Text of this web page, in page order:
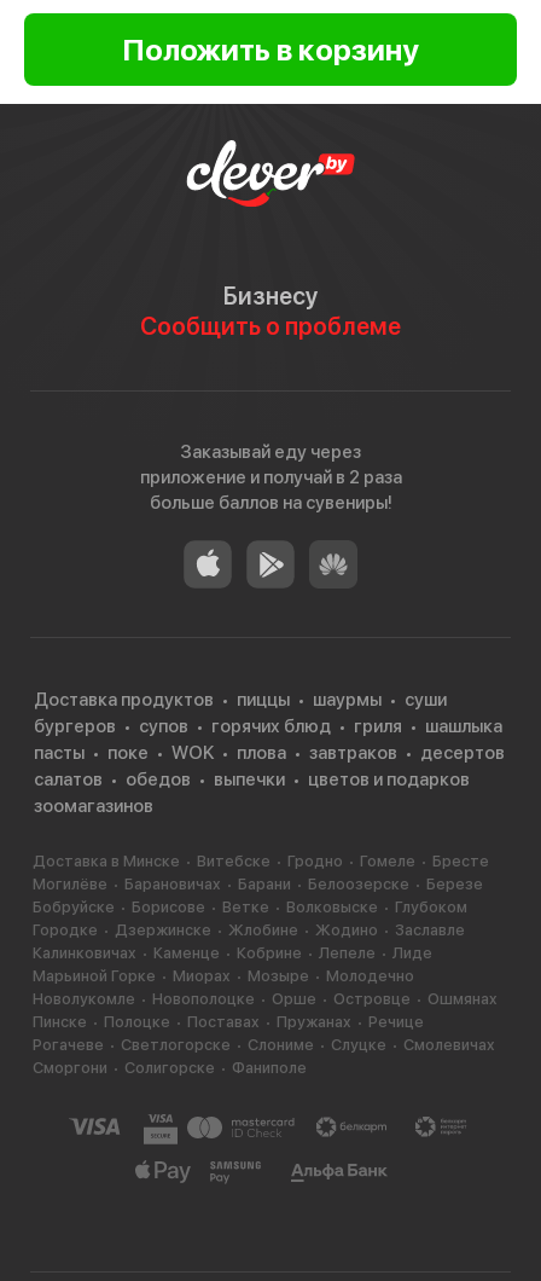
Бизнесу
Сообщить о проблеме
Заказывай еду через
приложение и получай в 2 раза
больше баллов на сувениры!
Доставка продуктов пиццы шаурмы
суши
бургеров
супов горячих блюд гриля
шашлыка
пасты
поке WOK плова завтраков
десертов
салатов
обедов выпечки
цветов и подарков
зоомагазинов
Доставка в Минске Витебске Гродно Гомеле
Бресте
Могилёве
Барановичах Барани Белоозерске
Березе
Бобруйске
Борисове Ветке Волковыске
Глубоком
Городке
Дзержинске Жлобине Жодино
Заславле
Калинковичах
Каменце Кобрине Лепеле
Лиде
Марьиной Горке
Миорах Мозыре
Молодечно
Новолукомле
Новополоцке Орше Островце
Ошмянах
Пинске
Полоцке Поставах Пружанах
Речице
Рогачеве
Светлогорске Слониме Слуцке
Смолевичах
Сморгони
Солигорске Фаниполе